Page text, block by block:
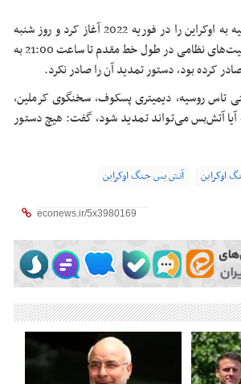
اما پوتین، که تهاجم روسیه به اوکراین را در فوریه 2022 آغاز کرد و روز شنبه
دستور توقف تمامی فعالیت‌های نظامی در طول خط مقدم تا ساعت 21:00 به
کرده بود، دستور تمدید آن را صادر نکرد.
تاس روسیه، دیمیتری پسکوف، سخنگوی کرملین،
آیا آتش‌بس می‌تواند تمدید شود، گفت: هیچ دستور
اوکراین آتش بس جنگ اوکراین